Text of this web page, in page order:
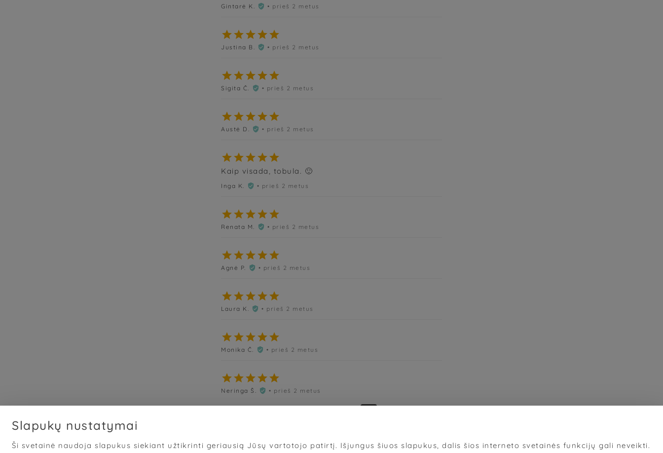
Gintarė K.  • prieš 2 metus

Justina B.  • prieš 2 metus

Sigita Č.  • prieš 2 metus

Austė D.  • prieš 2 metus

Kaip visada, tobula. 🙂
Inga K.  • prieš 2 metus

Renata M.  • prieš 2 metus

Agnė P.  • prieš 2 metus

Laura K.  • prieš 2 metus

Monika Č.  • prieš 2 metus

Neringa Š.  • prieš 2 metus
Slapukų nustatymai
Ši svetainė naudoja slapukus siekiant užtikrinti geriausią Jūsų vartotojo patirtį. Išjungus šiuos slapukus, dalis šios interneto svetainės funkcijų gali neveikti.